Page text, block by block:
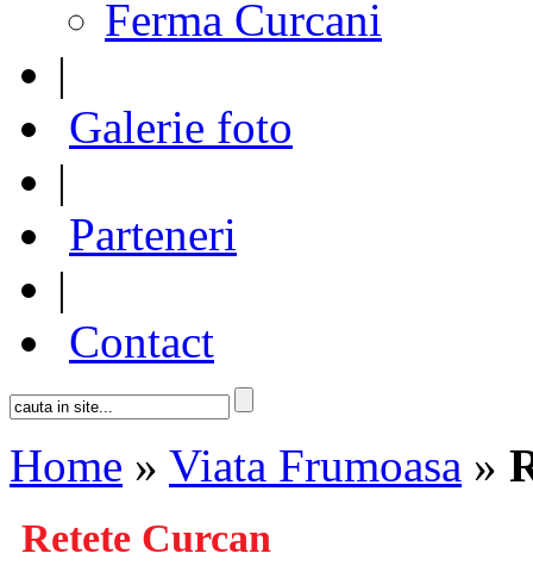
Ferma Curcani
|
Galerie foto
|
Parteneri
|
Contact
Home » Viata Frumoasa »
Retete Curcan